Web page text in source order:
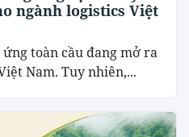
ngành logistics Việt
toàn cầu đang mở ra
Nam. Tuy nhiên,...